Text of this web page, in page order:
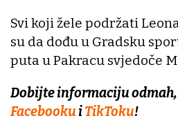
Svi koji žele podržati
su da dođu u Gradsku
puta u Pakracu svjedoče
Dobijte informaciju
Facebooku iTikToku!